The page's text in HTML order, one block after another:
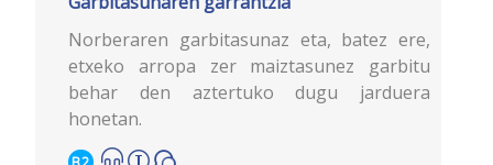
Norberaren garbitasunaz eta, batez ere,
etxeko arropa zer maiztasunez garbitu
behar den aztertuko dugu jarduera
honetan.